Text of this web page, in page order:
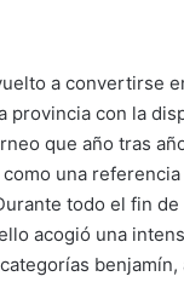
p
ar
tir
a convertirse
con la
que año tras
una
todo el fin de
acogió una
benjamín,